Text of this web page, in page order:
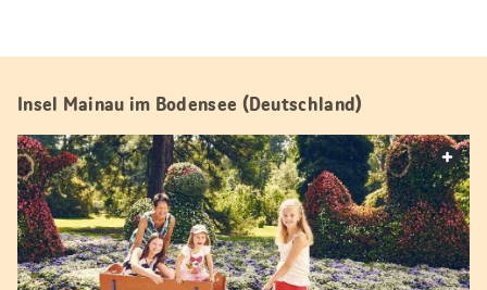
Insel Mainau im Bodensee (Deutschland)